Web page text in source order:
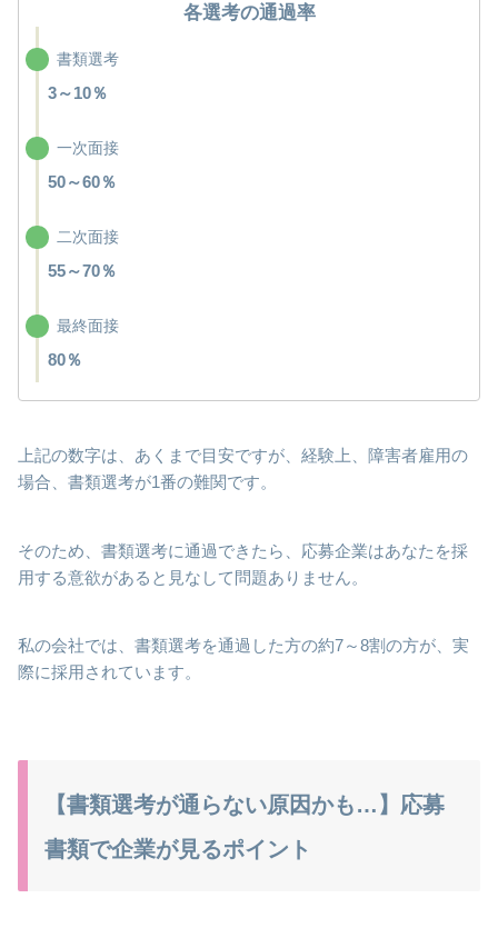
各選考の通過率
書類選考
3～10％
一次面接
50～60％
二次面接
55～70％
最終面接
80％
上記の数字は、あくまで目安ですが、経験上、障害者雇用の
場合、書類選考が1番の難関です。
そのため、書類選考に通過できたら、応募企業はあなたを採
用する意欲があると見なして問題ありません。
私の会社では、書類選考を通過した方の約7～8割の方が、実
際に採用されています。
【書類選考が通らない原因かも…】応募
書類で企業が見るポイント